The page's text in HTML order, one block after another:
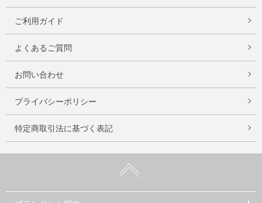
ご利用ガイド
よくあるご質問
お問い合わせ
プライバシーポリシー
特定商取引法に基づく表記